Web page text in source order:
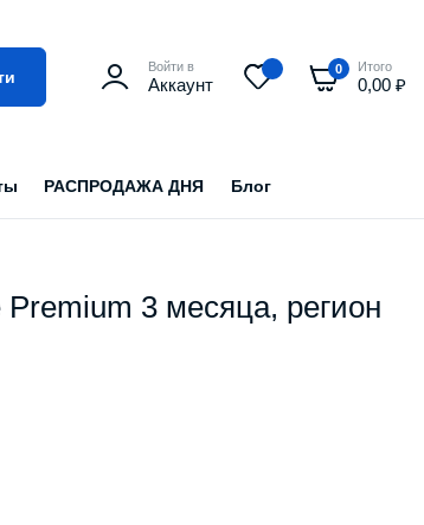
Войти в
Аккаунт
0 Итого
0,00₽
РАСПРОДАЖА ДНЯ Блог
3 месяца, регион